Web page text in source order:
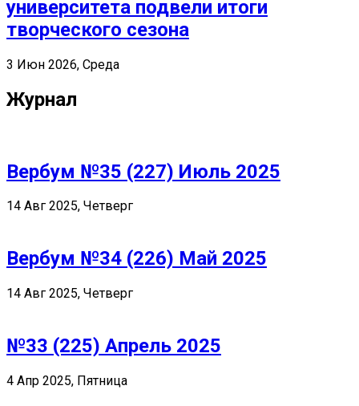
университета подвели итоги
творческого сезона
3 Июн 2026, Среда
Журнал
Вербум №35 (227) Июль 2025
14 Авг 2025, Четверг
Вербум №34 (226) Май 2025
14 Авг 2025, Четверг
№33 (225) Апрель 2025
4 Апр 2025, Пятница